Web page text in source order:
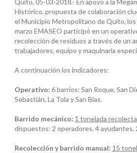
Quito, 05-03-2018.- En apoyo a la
Histórico, propuesta de colaboración
el Municipio Metropolitano de Quito, los
marzo EMASEO participó en un
recolección de residuos a través de un
trabajadores, equipo y maquinaria
A continuación los indicadores:
Operativo: 6 barrios: San Roque, San
Sebastián, La Tola y San Blas.
Barrido mecánico: 1 tonelada
dispuestos: 2 operadores, 4 ayudantes,
Recolección y barrido manual: 15